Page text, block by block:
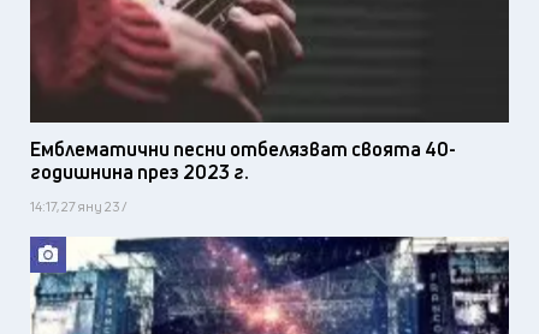
Емблематични песни отбелязват своята 40-
годишнина през 2023 г.
14:17, 27 яну 23 /